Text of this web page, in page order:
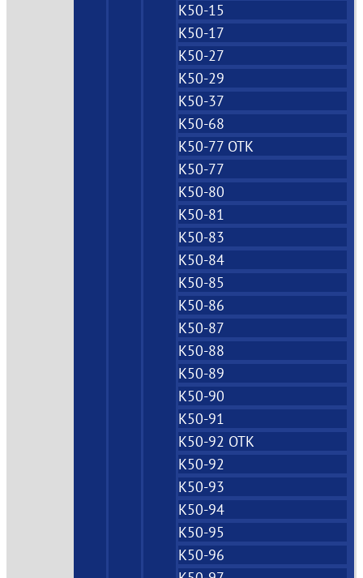
К50-15
К50-17
К50-27
К50-29
К50-37
К50-68
К50-77 ОТК
К50-77
К50-80
К50-81
К50-83
К50-84
К50-85
К50-86
К50-87
К50-88
К50-89
К50-90
К50-91
К50-92 ОТК
К50-92
К50-93
К50-94
К50-95
К50-96